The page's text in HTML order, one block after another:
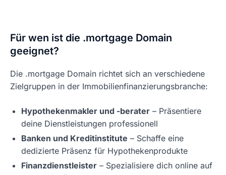
Für wen ist die .mortgage Domain
geeignet?
Die .mortgage Domain richtet sich an verschiedene
Zielgruppen in der Immobilienfinanzierungsbranche:
Hypothekenmakler und -berater – Präsentiere
deine Dienstleistungen professionell
Banken und Kreditinstitute – Schaffe eine
dedizierte Präsenz für Hypothekenprodukte
Finanzdienstleister – Spezialisiere dich online auf